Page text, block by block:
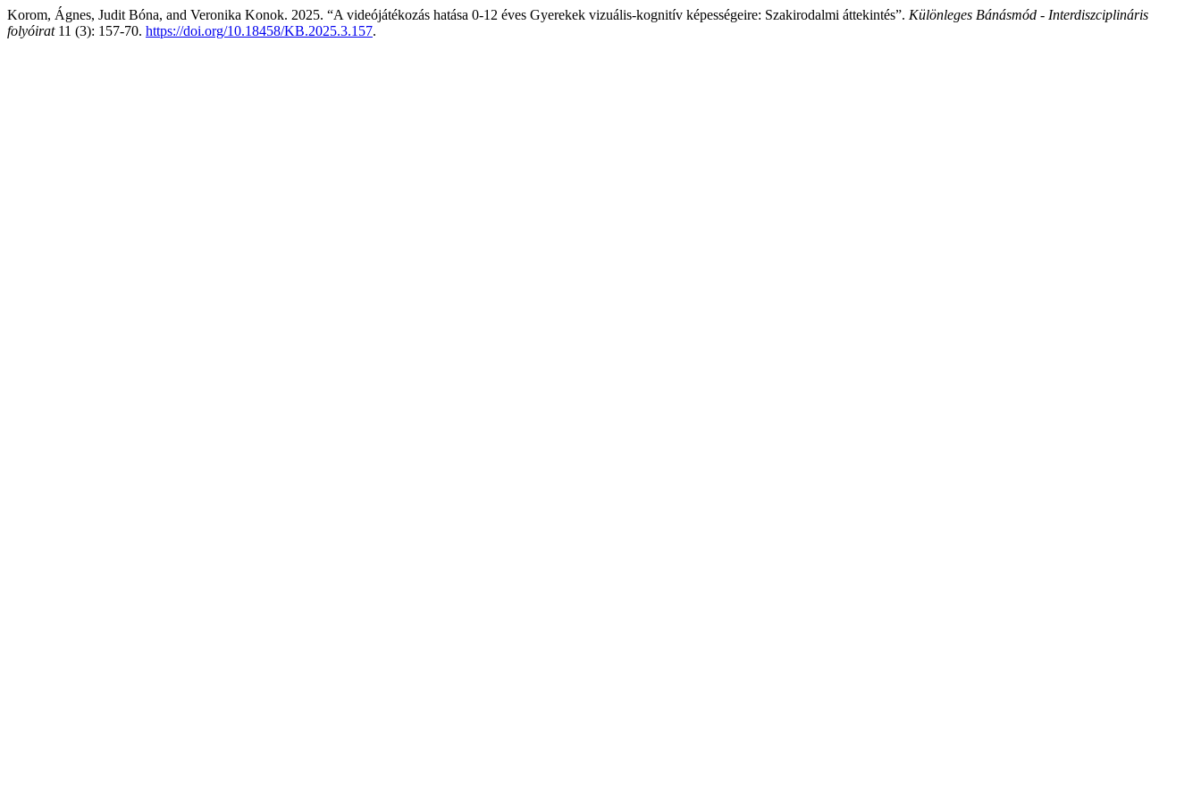
Korom, Ágnes, Judit Bóna, and Veronika Konok. 2025. “A videójátékozás hatása 0-12 éves Gyerekek vizuális-kognitív képességeire: Szakirodalmi áttekintés”. Különleges Bánásmód - Interdiszciplináris
folyóirat11 (3): 157-70. https://doi.org/10.18458/KB.2025.3.157.